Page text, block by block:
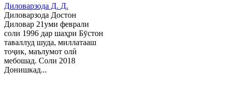
Диловарзода Д. Д.
Диловарзода Достон
Диловар 21уми феврали
соли 1996 дар шаҳри Бӯстон
таваллуд шуда, миллатааш
тоҷик, маълумот олӣ
мебошад. Соли 2018
Донишкад...